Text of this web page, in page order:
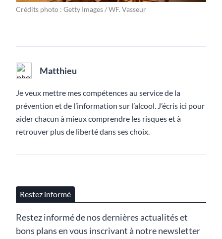
Crédits photo : Getty Images / WF. Vasseur
Matthieu
Je veux mettre mes compétences au service de la
prévention et de l’information sur l’alcool. J’écris ici pour
aider chacun à mieux comprendre les risques et à
retrouver plus de liberté dans ses choix.
Restez informé
Restez informé de nos dernières actualités et
bons plans en vous inscrivant à notre newsletter